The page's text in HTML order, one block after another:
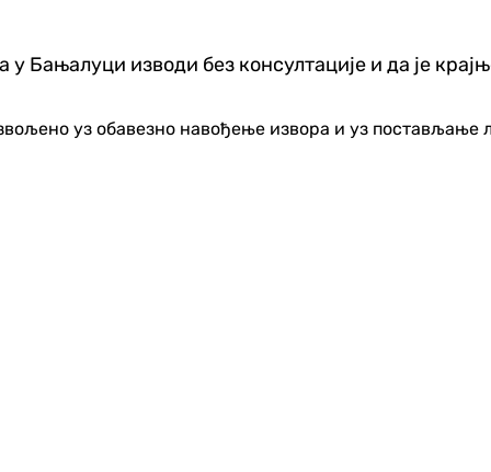
Бањалуци изводи без консултације и да је
уз обавезно навођење извора и уз